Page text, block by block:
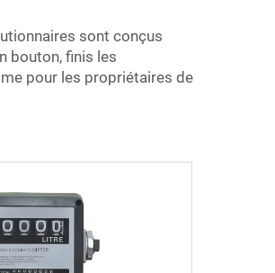
sont conçus
bouton, finis les
pour les propriétaires de